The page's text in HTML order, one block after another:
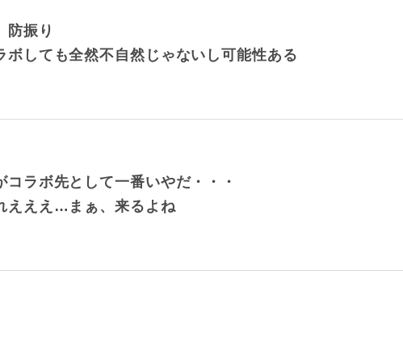
防振り
ボしても全然不自然じゃないし可能性ある
コラボ先として一番いやだ・・・
えええ…まぁ、来るよね